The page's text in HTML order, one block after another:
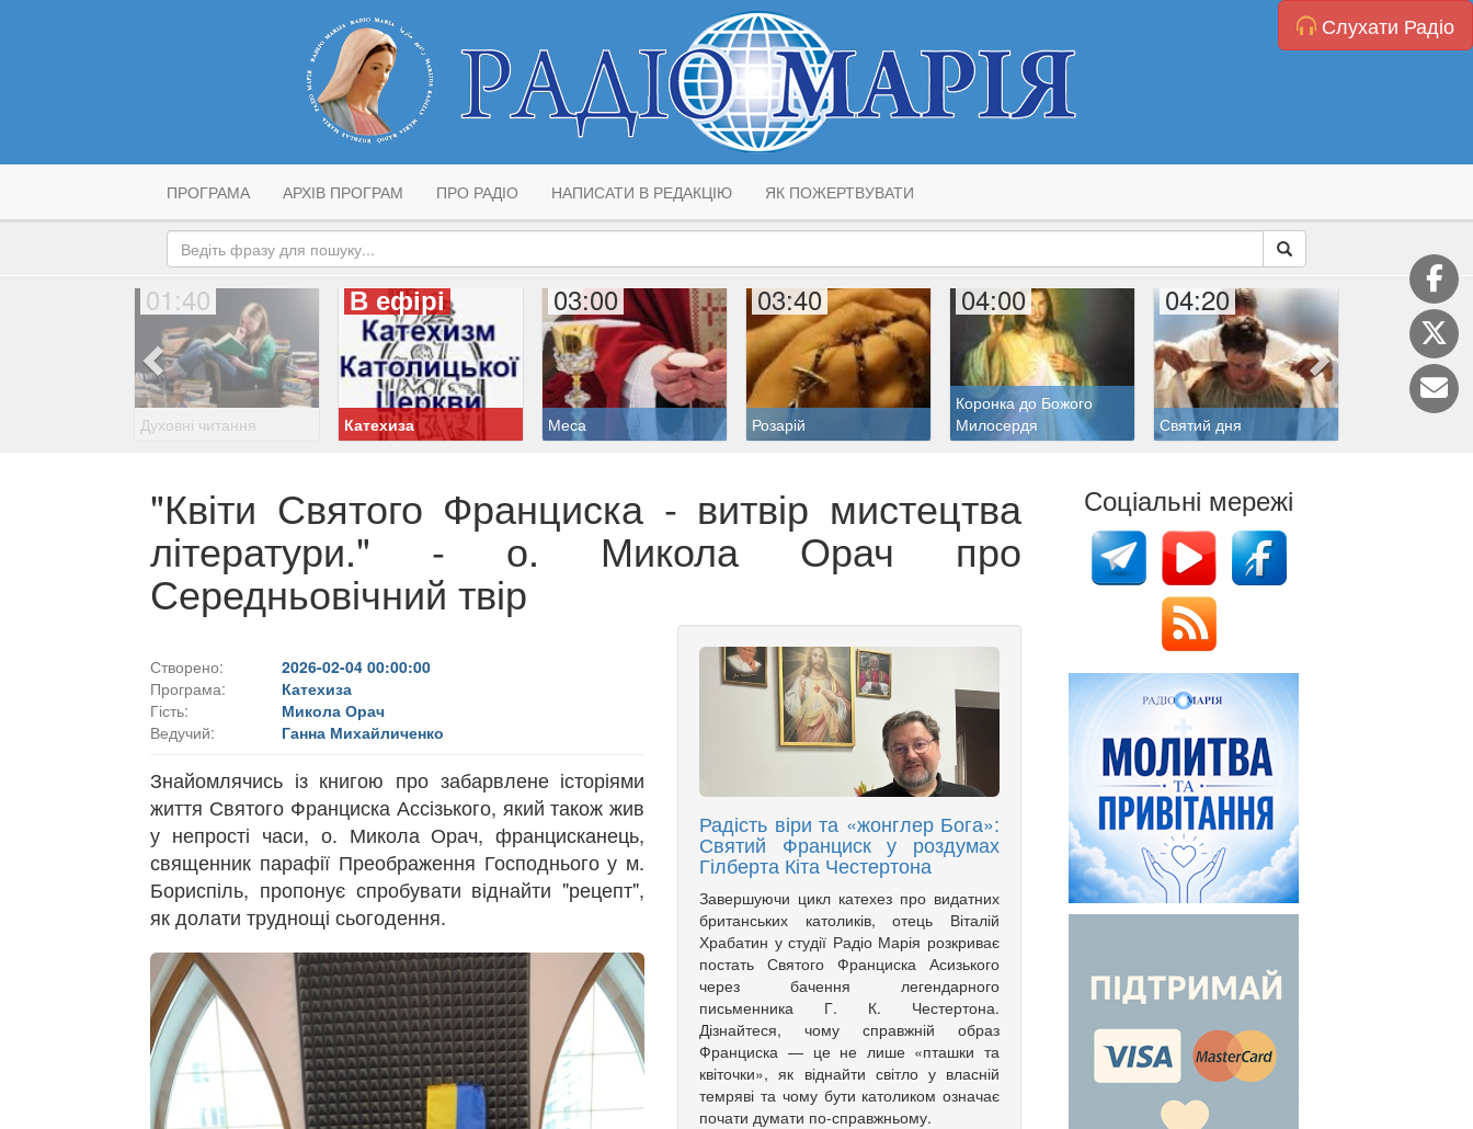
Слухати Радіо
ПРОГРАМА АРХІВ ПРОГРАМ ПРО РАДІО НАПИСАТИ В РЕДАКЦІЮ ЯК ПОЖЕРТВУВАТИ
01:40
Духовні читання
В ефірі
Катехиза
03:00
Меса
03:40
Розарій
04:00
Коронка до Божого
Милосердя
04:20
Святий дня
05:00
"Квіти Святого Франциска - витвір мистецтва
літератури." - о. Микола Орач про
Середньовічний твір
Створено:
2026-02-04 00:00:00
Програма:
Катехиза
Гість:
Микола Орач
Ведучий:
Ганна Михайличенко
Знайомлячись із книгою про забарвлене історіями
життя Святого Франциска Ассізького, який також жив
у непрості часи, о. Микола Орач, францисканець,
священник парафії Преображення Господнього у м.
Бориспіль, пропонує спробувати віднайти "рецепт",
як долати труднощі сьогодення.
Радість віри та «жонглер Бога»:
Святий Франциск у роздумах
Гілберта Кіта Честертона
Завершуючи цикл катехез про видатних
британських католиків, отець Віталій
Храбатин у студії Радіо Марія розкриває
постать Святого Франциска Асизького
через бачення легендарного
письменника Г. К. Честертона.
Дізнайтеся, чому справжній образ
Франциска — це не лише «пташки та
квіточки», як віднайти світло у власній
темряві та чому бути католиком означає
почати думати по-справжньому.
Соціальні мережі